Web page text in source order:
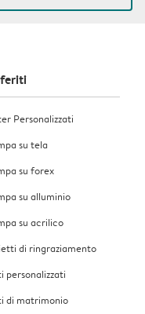
Personalizzati
su tela
su forex
su alluminio
su acrilico
di ringraziamento
personalizzati
di matrimonio